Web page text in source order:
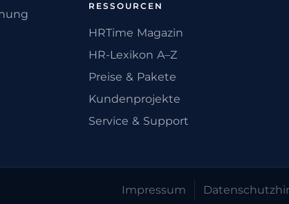
RESSOURCEN
HRTime Magazin
HR-Lexikon A–Z
Preise & Pakete
Kundenprojekte
Service & Support
Impressum